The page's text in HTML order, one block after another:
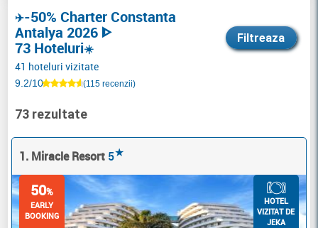
73 rezultate
1. Miracle Resort 5★
50%
EARLY
BOOKING
HOTEL
VIZITAT DE
JEKA
✈️-50% Charter Constanta
Antalya 2026 ᐈ
73 Hoteluri☀️
41 hoteluri vizitate
9.2/10 (115 recenzii)
Filtreaza